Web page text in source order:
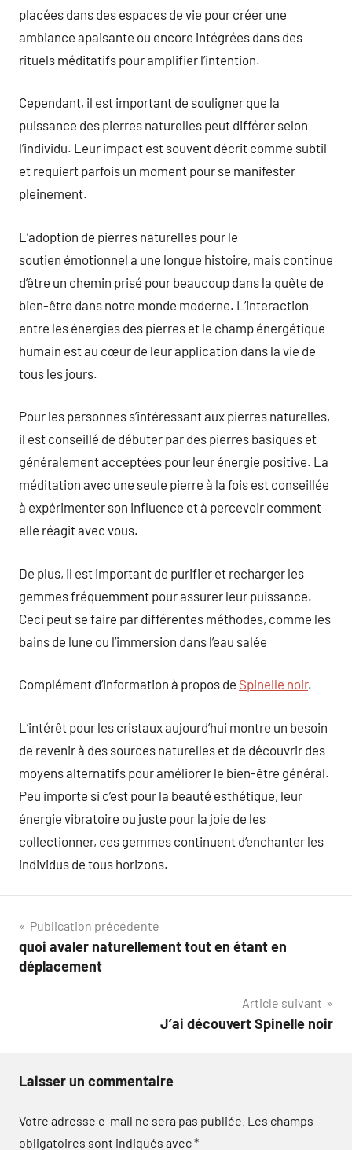
placées dans des espaces de vie pour créer une
ambiance apaisante ou encore intégrées dans des
rituels méditatifs pour amplifier l’intention.
Cependant, il est important de souligner que la
puissance des pierres naturelles peut différer selon
l’individu. Leur impact est souvent décrit comme subtil
et requiert parfois un moment pour se manifester
pleinement.
L’adoption de pierres naturelles pour le
soutien émotionnel a une longue histoire, mais continue
d’être un chemin prisé pour beaucoup dans la quête de
bien-être dans notre monde moderne. L’interaction
entre les énergies des pierres et le champ énergétique
humain est au cœur de leur application dans la vie de
tous les jours.
Pour les personnes s’intéressant aux pierres naturelles,
il est conseillé de débuter par des pierres basiques et
généralement acceptées pour leur énergie positive. La
méditation avec une seule pierre à la fois est conseillée
à expérimenter son influence et à percevoir comment
elle réagit avec vous.
De plus, il est important de purifier et recharger les
gemmes fréquemment pour assurer leur puissance.
Ceci peut se faire par différentes méthodes, comme les
bains de lune ou l’immersion dans l’eau salée
Complément d’information à propos de Spinelle noir.
L’intérêt pour les cristaux aujourd’hui montre un besoin
de revenir à des sources naturelles et de découvrir des
moyens alternatifs pour améliorer le bien-être général.
Peu importe si c’est pour la beauté esthétique, leur
énergie vibratoire ou juste pour la joie de les
collectionner, ces gemmes continuent d’enchanter les
individus de tous horizons.
Navigation
de
Publication précédente
quoi avaler naturellement tout en étant en
déplacement
Article suivant
J’ai découvert Spinelle noir
Laisser un commentaire
Votre adresse e-mail ne sera pas publiée. Les champs
obligatoires sont indiqués avec*